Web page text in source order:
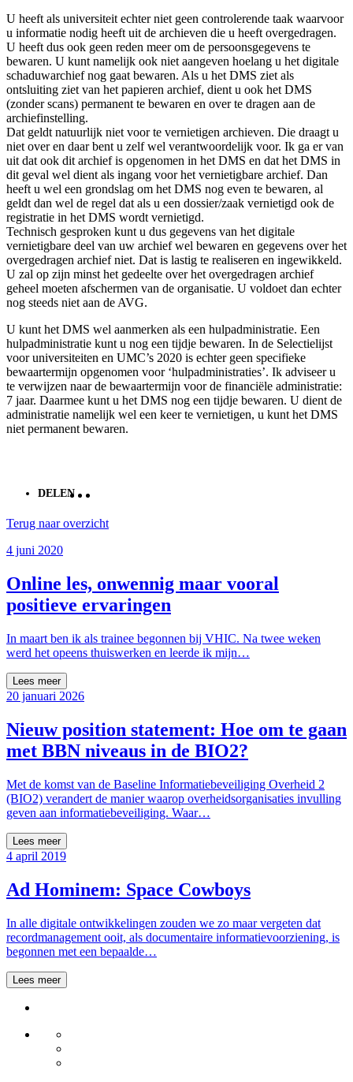
U heeft als universiteit echter niet geen controlerende taak waarvoor
u informatie nodig heeft uit de archieven die u heeft overgedragen.
U heeft dus ook geen reden meer om de persoonsgegevens te
bewaren. U kunt namelijk ook niet aangeven hoelang u het digitale
schaduwarchief nog gaat bewaren. Als u het DMS ziet als
ontsluiting ziet van het papieren archief, dient u ook het DMS
(zonder scans) permanent te bewaren en over te dragen aan de
archiefinstelling.
Dat geldt natuurlijk niet voor te vernietigen archieven. Die draagt u
niet over en daar bent u zelf wel verantwoordelijk voor. Ik ga er van
uit dat ook dit archief is opgenomen in het DMS en dat het DMS in
dit geval wel dient als ingang voor het vernietigbare archief. Dan
heeft u wel een grondslag om het DMS nog even te bewaren, al
geldt dan wel de regel dat als u een dossier/zaak vernietigd ook de
registratie in het DMS wordt vernietigd.
Technisch gesproken kunt u dus gegevens van het digitale
vernietigbare deel van uw archief wel bewaren en gegevens over het
overgedragen archief niet. Dat is lastig te realiseren en ingewikkeld.
U zal op zijn minst het gedeelte over het overgedragen archief
geheel moeten afschermen van de organisatie. U voldoet dan echter
nog steeds niet aan de AVG.
U kunt het DMS wel aanmerken als een hulpadministratie. Een
hulpadministratie kunt u nog een tijdje bewaren. In de Selectielijst
voor universiteiten en UMC’s 2020 is echter geen specifieke
bewaartermijn opgenomen voor ‘hulpadministraties’. Ik adviseer u
te verwijzen naar de bewaartermijn voor de financiële administratie:
7 jaar. Daarmee kunt u het DMS nog een tijdje bewaren. U dient de
administratie namelijk wel een keer te vernietigen, u kunt het DMS
niet permanent bewaren.
DELEN
Terug naar overzicht
4 juni 2020
Online les, onwennig maar vooral
positieve ervaringen
In maart ben ik als trainee begonnen bij VHIC. Na twee weken
werd het opeens thuiswerken en leerde ik mijn…
Lees meer
20 januari 2026
Nieuw position statement: Hoe om te gaan
met BBN niveaus in de BIO2?
Met de komst van de Baseline Informatiebeveiliging Overheid 2
(BIO2) verandert de manier waarop overheidsorganisaties invulling
geven aan informatiebeveiliging. Waar…
Lees meer
4 april 2019
Ad Hominem: Space Cowboys
In alle digitale ontwikkelingen zouden we zo maar vergeten dat
recordmanagement ooit, als documentaire informatievoorziening, is
begonnen met een bepaalde…
Lees meer